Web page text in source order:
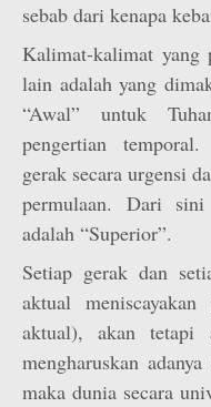
sebab dari kenapa
Kalimat-kalimat yang
lain adalah yang
“Awal” untuk
pengertian
gerak secara urgensi
permulaan. Dari sini
adalah “Superior”.
Setiap gerak dan
aktual
aktual), akan tetapi
mengharuskan
maka dunia secara